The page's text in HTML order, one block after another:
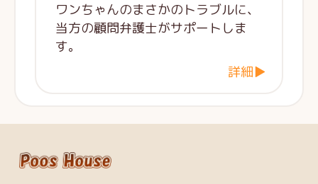
ワンちゃんのまさかのトラブルに、
当方の顧問弁護士がサポートしま
す。
詳細▶